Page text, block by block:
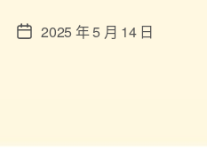
2025 年 5 月 14 日